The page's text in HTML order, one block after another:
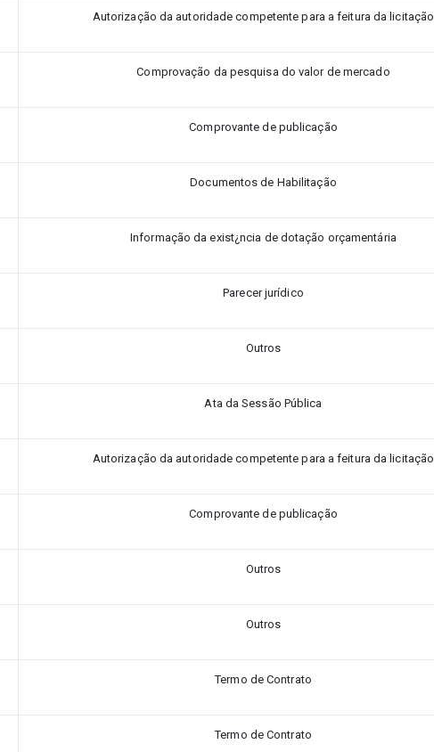
Autorização da autoridade competente para a feitura da licitação
Comprovação da pesquisa do valor de mercado
Comprovante de publicação
Documentos de Habilitação
Informação da exist¿ncia de dotação orçamentária
Parecer jurídico
Outros
Ata da Sessão Pública
Autorização da autoridade competente para a feitura da licitação
Comprovante de publicação
Outros
Outros
Termo de Contrato
Termo de Contrato